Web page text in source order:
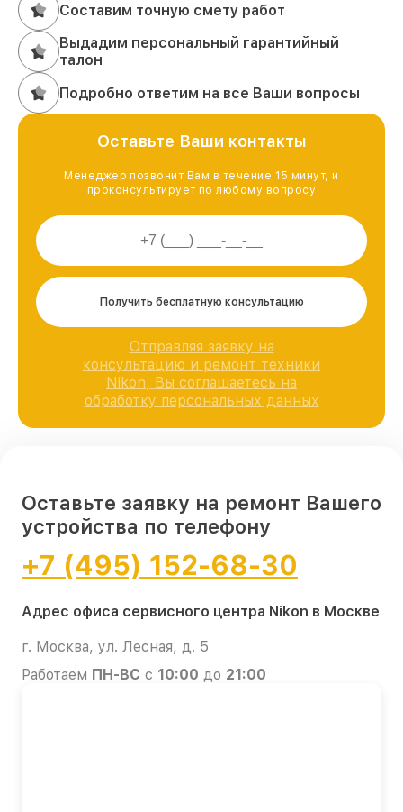
Составим точную смету работ
Выдадим персональный гарантийный
талон
Подробно ответим на все Ваши вопросы
Оставьте Ваши контакты
Менеджер позвонит Вам в течение 15 минут, и
проконсультирует по любому вопросу
Получить бесплатную консультацию
Отправляя заявку на
консультацию и ремонт техники
Nikon, Вы соглашаетесь на
обработку персональных данных
Оставьте заявку на ремонт Вашего
устройства по телефону
+7 (495) 152-68-30
Адрес офиса сервисного центра Nikon в Москве
г. Москва, ул. Лесная, д. 5
Работаем ПН-ВС с 10:00 до 21:00